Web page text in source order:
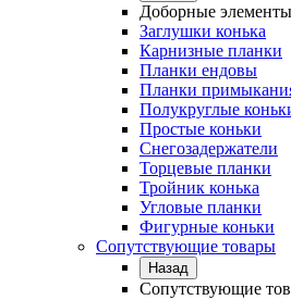
Доборные элементы
Заглушки конька
Карнизные планки
Планки ендовы
Планки
Полукруглые
Простые коньки
Снегозадержатели
Торцевые планки
Тройник конька
Угловые планки
Фигурные коньки
Сопутствующие товары
Назад
Сопутствующие